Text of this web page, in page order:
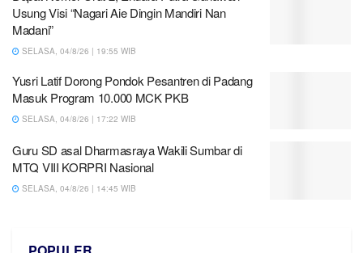
Usung Visi “Nagari Aie Dingin Mandiri Nan
Madani”
SELASA, 04/8/26 | 19:55 WIB
Yusri Latif Dorong Pondok Pesantren di Padang
Masuk Program 10.000 MCK PKB
SELASA, 04/8/26 | 17:22 WIB
Guru SD asal Dharmasraya Wakili Sumbar di
MTQ VIII KORPRI Nasional
SELASA, 04/8/26 | 14:45 WIB